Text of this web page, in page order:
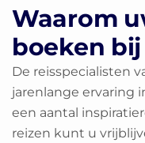
Waarom
boeken bij
De reisspecialisten
jarenlange ervaring
een aantal
reizen kunt u